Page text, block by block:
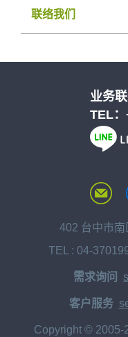
联络我们
业务
TEL：
402 台中市南
TEL : 04-
需求询问
客户服务
Copyright © 2005-